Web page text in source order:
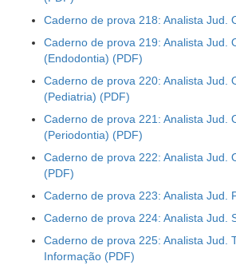
Caderno de prova 218: Analista Jud.
Caderno de prova 219: Analista Jud.
(Endodontia)
Caderno de prova 220: Analista Jud.
(Pediatria)
Caderno de prova 221: Analista Jud.
(Periodontia)
Caderno de prova 222: Analista Jud.
Caderno de prova 223: Analista Jud.
Caderno de prova 224: Analista Jud.
Caderno de prova 225: Analista Jud.
Informação